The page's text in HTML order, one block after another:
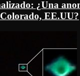
¿Una
EE.UU?